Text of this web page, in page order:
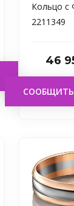
Кольцо с
2211349
46